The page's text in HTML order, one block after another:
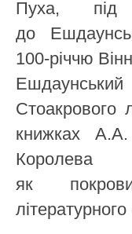
Пуха, під
до
100-річчю
Стоакрового
книжках
як